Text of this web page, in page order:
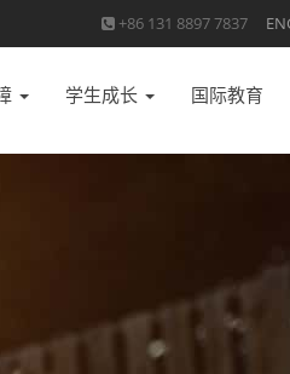
+86 131 8897 7837
学生成长 国际教育